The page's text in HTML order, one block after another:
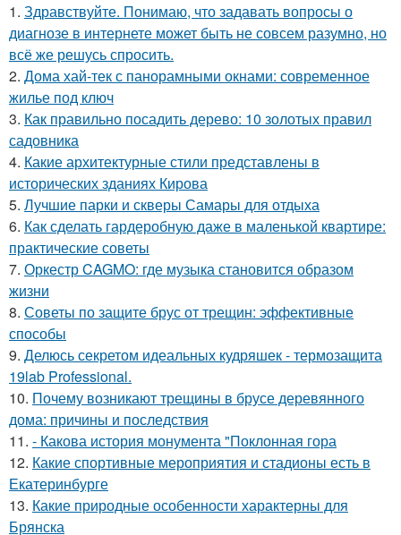
1. Здравствуйте. Понимаю, что задавать вопросы о
диагнозе в интернете может быть не совсем разумно, но
всё же решусь спросить.
2. Дома хай-тек с панорамными окнами: современное
жилье под ключ
3. Как правильно посадить дерево: 10 золотых правил
садовника
4. Какие архитектурные стили представлены в
исторических зданиях Кирова
5. Лучшие парки и скверы Самары для отдыха
6. Как сделать гардеробную даже в маленькой квартире:
практические советы
7. Оркестр CAGMO: где музыка становится образом
жизни
8. Советы по защите брус от трещин: эффективные
способы
9. Делюсь секретом идеальных кудряшек - термозащита
19lab Professional.
10. Почему возникают трещины в брусе деревянного
дома: причины и последствия
11. - Какова история монумента "Поклонная гора
12. Какие спортивные мероприятия и стадионы есть в
Екатеринбурге
13. Какие природные особенности характерны для
Брянска